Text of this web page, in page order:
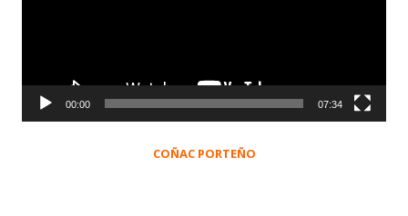
00:00 07:34
COÑAC PORTEÑO